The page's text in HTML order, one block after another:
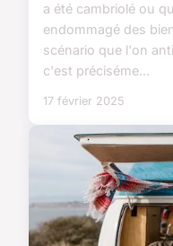
a été cambriolé ou
endommagé des
scénario que l'on
c'est préciséme...
17 février 2025